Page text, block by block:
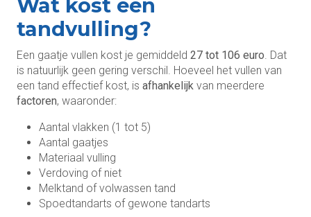
Wat kost een
tandvulling?
Een gaatje vullen kost je gemiddeld 27 tot 106 euro . Dat
is natuurlijk geen gering verschil. Hoeveel het vullen van
een tand effectief kost, is afhankelijk van meerdere
factoren, waaronder:
Aantal vlakken (1 tot 5)
Aantal gaatjes
Materiaal vulling
Verdoving of niet
Melktand of volwassen tand
Spoedtandarts of gewone tandarts